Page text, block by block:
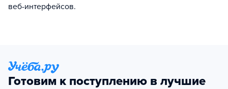
веб-интерфейсов.
Готовим к поступлению в лучшие